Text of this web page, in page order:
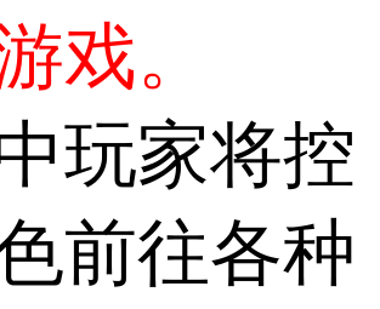
戏。
玩家将控
前往各种